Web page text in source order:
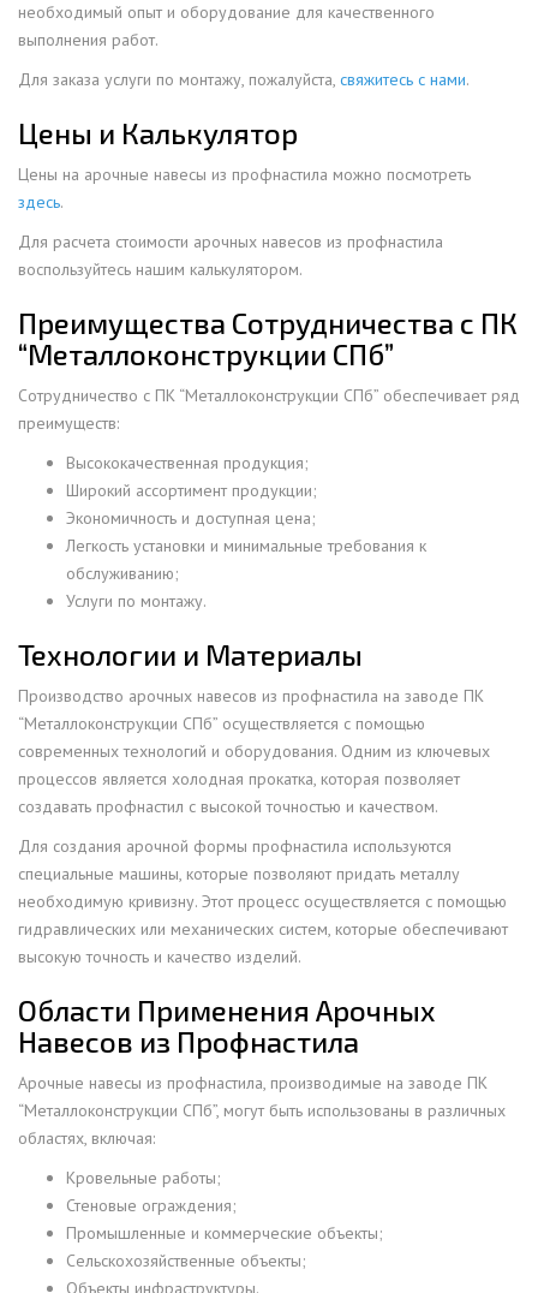
необходимый опыт и оборудование для качественного
выполнения работ.
Для заказа услуги по монтажу, пожалуйста, свяжитесь с нами.
Цены и Калькулятор
Цены на арочные навесы из профнастила можно посмотреть
здесь.
Для расчета стоимости арочных навесов из профнастила
воспользуйтесь нашим калькулятором.
Преимущества Сотрудничества с ПК
“Металлоконструкции СПб”
Сотрудничество с ПК “Металлоконструкции СПб” обеспечивает ряд
преимуществ:
Высококачественная продукция;
Широкий ассортимент продукции;
Экономичность и доступная цена;
Легкость установки и минимальные требования к
обслуживанию;
Услуги по монтажу.
Технологии и Материалы
Производство арочных навесов из профнастила на заводе ПК
“Металлоконструкции СПб” осуществляется с помощью
современных технологий и оборудования. Одним из ключевых
процессов является холодная прокатка, которая позволяет
создавать профнастил с высокой точностью и качеством.
Для создания арочной формы профнастила используются
специальные машины, которые позволяют придать металлу
необходимую кривизну. Этот процесс осуществляется с помощью
гидравлических или механических систем, которые обеспечивают
высокую точность и качество изделий.
Области Применения Арочных
Навесов из Профнастила
Арочные навесы из профнастила, производимые на заводе ПК
“Металлоконструкции СПб”, могут быть использованы в различных
областях, включая:
Кровельные работы;
Стеновые ограждения;
Промышленные и коммерческие объекты;
Сельскохозяйственные объекты;
Объекты инфраструктуры.